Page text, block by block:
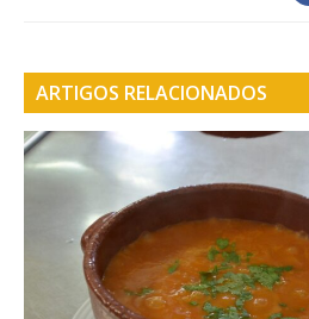
ARTIGOS RELACIONADOS